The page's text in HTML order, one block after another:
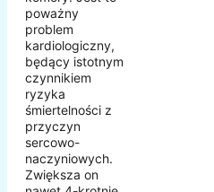
poważny
problem
kardiologiczny,
będący istotnym
czynnikiem
ryzyka
śmiertelności z
przyczyn
sercowo-
naczyniowych.
Zwiększa on